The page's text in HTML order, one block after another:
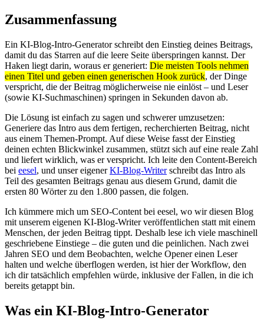
Zusammenfassung
Ein KI-Blog-Intro-Generator schreibt den Einstieg deines Beitrags,
damit du das Starren auf die leere Seite überspringen kannst. Der
Haken liegt darin, woraus er generiert: Die meisten Tools nehmen
einen Titel und geben einen generischen Hook zurück, der Dinge
verspricht, die der Beitrag möglicherweise nie einlöst – und Leser
(sowie KI-Suchmaschinen) springen in Sekunden davon ab.
Die Lösung ist einfach zu sagen und schwerer umzusetzen:
Generiere das Intro aus dem fertigen, recherchierten Beitrag, nicht
aus einem Themen-Prompt. Auf diese Weise fasst der Einstieg
deinen echten Blickwinkel zusammen, stützt sich auf eine reale Zahl
und liefert wirklich, was er verspricht. Ich leite den Content-Bereich
bei eesel, und unser eigenerKI-Blog-Writerschreibt das Intro als
Teil des gesamten Beitrags genau aus diesem Grund, damit die
ersten 80 Wörter zu den 1.800 passen, die folgen.
Ich kümmere mich um SEO-Content bei eesel, wo wir diesen Blog
mit unserem eigenen KI-Blog-Writer veröffentlichen statt mit einem
Menschen, der jeden Beitrag tippt. Deshalb lese ich viele maschinell
geschriebene Einstiege – die guten und die peinlichen. Nach zwei
Jahren SEO und dem Beobachten, welche Opener einen Leser
halten und welche überflogen werden, ist hier der Workflow, den
ich dir tatsächlich empfehlen würde, inklusive der Fallen, in die ich
bereits getappt bin.
Was ein KI-Blog-Intro-Generator